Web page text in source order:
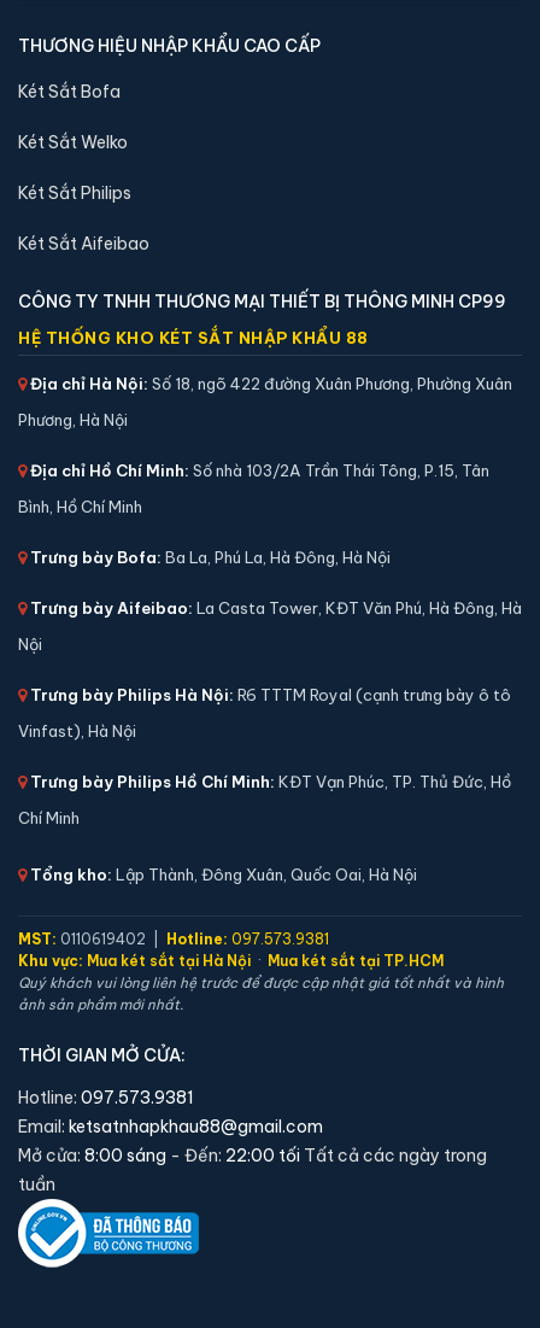
Két sắt mini Aifeibao HK-MD-30-BL vân tay chính
hãng
📐 Kích thước:
🔒 Khoá:Khóa vân tay
🛡️ Bảo hành:36 tháng
3,790,000 đ
Két sắt mini Aifeibao HK-MD-35-AG vân tay chính
hãng
🔒 Khoá:Khóa vân tay
36 tháng
3,800,000 đ
Xem chi tiết →
THƯƠNG HIỆU NHẬP KHẨU CAO CẤP
Két Sắt Bofa
Két Sắt Welko
Két Sắt Philips
Két Sắt Aifeibao
CÔNG TY TNHH THƯƠNG MẠI THIẾT BỊ THÔNG MINH CP99
HỆ THỐNG KHO KÉT SẮT NHẬP KHẨU 88
Địa chỉ Hà Nội: Số 18, ngõ 422 đường Xuân Phương, Phường Xuân
Phương, Hà Nội
Địa chỉ Hồ Chí Minh: Số nhà 103/2A Trần Thái Tông, P.15, Tân
Bình, Hồ Chí Minh
Trưng bày Bofa: Ba La, Phú La, Hà Đông, Hà Nội
Trưng bày Aifeibao: La Casta Tower, KĐT Văn Phú, Hà Đông, Hà
Nội
Trưng bày Philips Hà Nội: R6 TTTM Royal (cạnh trưng bày ô tô
Vinfast), Hà Nội
Trưng bày Philips Hồ Chí Minh: KĐT Vạn Phúc, TP. Thủ Đức, Hồ
Chí Minh
Tổng kho: Lập Thành, Đông Xuân, Quốc Oai, Hà Nội
MST: 0110619402 | Hotline: 097.573.9381
Khu vực: Mua két sắt tại Hà Nội · Mua két sắt tại TP.HCM
Quý khách vui lòng liên hệ trước để được cập nhật giá tốt nhất và hình
ảnh sản phẩm mới nhất.
THỜI GIAN MỞ CỬA:
Hotline: 097.573.9381
Email: ketsatnhapkhau88@gmail.com
Mở cửa: 8:00 sáng - Đến: 22:00 tối Tất cả các ngày trong
tuần